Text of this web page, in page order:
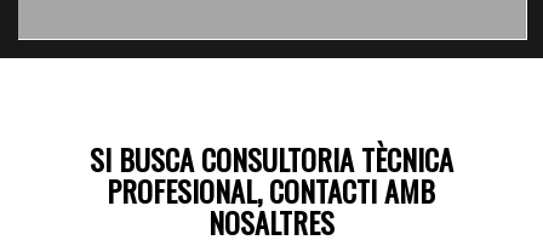
SI BUSCA CONSULTORIA TÈCNICA
PROFESIONAL, CONTACTI AMB
NOSALTRES